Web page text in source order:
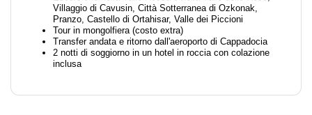
Villaggio di Cavusin, Città Sotterranea di Ozkonak,
Pranzo, Castello di Ortahisar, Valle dei Piccioni
Tour in mongolfiera (costo extra)
Transfer andata e ritorno dall'aeroporto di Cappadocia
2 notti di soggiorno in un hotel in roccia con colazione
inclusa